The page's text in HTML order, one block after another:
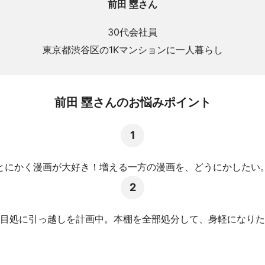
前田 塁さん
30代会社員
東京都渋谷区の1Kマンションに一人暮らし
前田 塁さんのお悩みポイント
にかく漫画が大好き！増える一方の漫画を、どうにかしたい
処に引っ越しを計画中。本棚を全部処分して、身軽になり